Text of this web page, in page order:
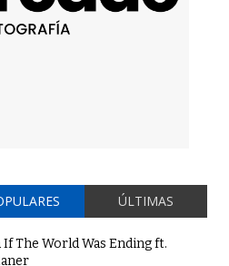
ÚLTIMAS
If The World Was Ending ft.